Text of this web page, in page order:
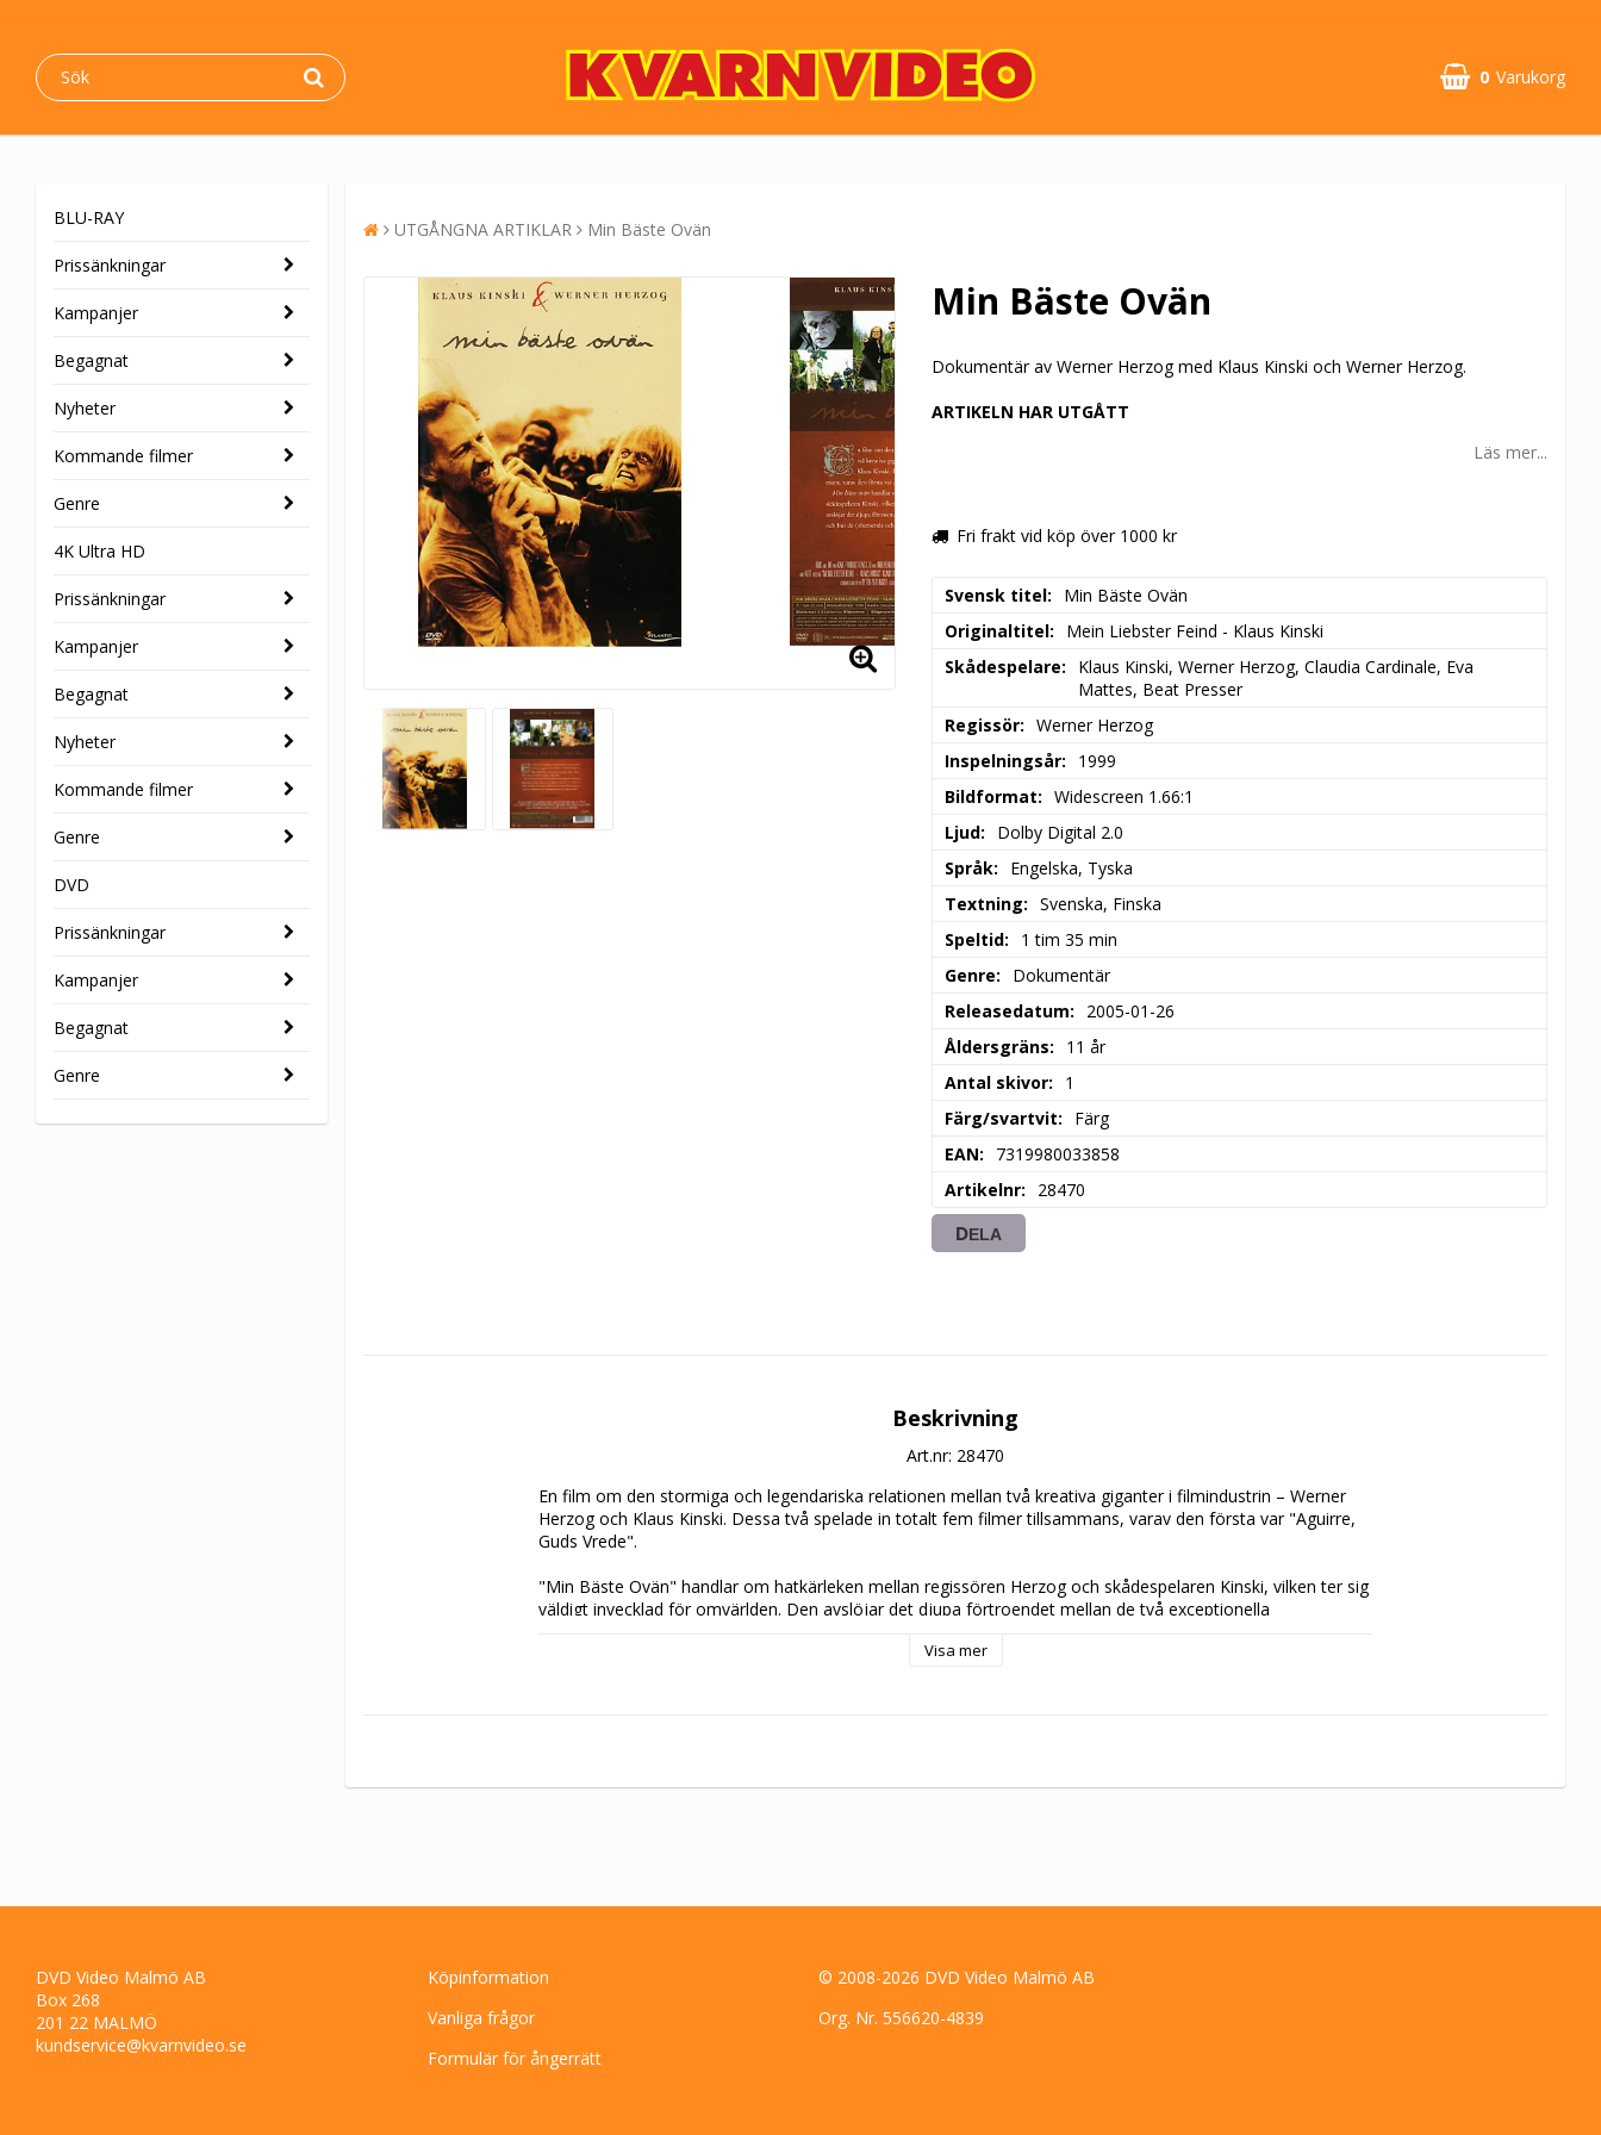
0 Varukorg
BLU-RAY
Prissänkningar
Kampanjer
Begagnat
Nyheter
Kommande filmer
Genre
4K Ultra HD
Prissänkningar
Kampanjer
Begagnat
Nyheter
Kommande filmer
Genre
DVD
Prissänkningar
Kampanjer
Begagnat
Genre
UTGÅNGNA ARTIKLAR Min Bäste Ovän
Min Bäste Ovän
Dokumentär av Werner Herzog med Klaus Kinski och Werner Herzog.
ARTIKELN HAR UTGÅTT
Läs mer...
Fri frakt vid köp över 1000 kr
Svensk titel
Min Bäste Ovän
Originaltitel
Mein Liebster Feind - Klaus Kinski
Skådespelare
Klaus Kinski, Werner Herzog, Claudia Cardinale, Eva
Mattes, Beat Presser
Regissör
Werner Herzog
Inspelningsår
1999
Bildformat
Widescreen 1.66:1
Ljud
Dolby Digital 2.0
Språk
Engelska, Tyska
Textning
Svenska, Finska
Speltid
1 tim 35 min
Genre
Dokumentär
Releasedatum
2005-01-26
Åldersgräns
11 år
Antal skivor
1
Färg/svartvit
Färg
EAN
7319980033858
Artikelnr
28470
DELA
Beskrivning
Art.nr: 28470
En film om den stormiga och legendariska relationen mellan två kreativa giganter i filmindustrin – Werner
Herzog och Klaus Kinski. Dessa två spelade in totalt fem filmer tillsammans, varav den första var "Aguirre,
Guds Vrede".
"Min Bäste Ovän" handlar om hatkärleken mellan regissören Herzog och skådespelaren Kinski, vilken ter sig
väldigt invecklad för omvärlden. Den avslöjar det djupa förtroendet mellan de två exceptionella
Visa mer
DVD Video Malmö AB
Box 268
201 22 MALMÖ
kundservice@kvarnvideo.se
Köpinformation
Vanliga frågor
Formulär för ångerrätt
© 2008-2026 DVD Video Malmö AB
Org. Nr. 556620-4839